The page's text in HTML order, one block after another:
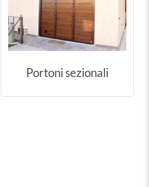
Portoni sezionali